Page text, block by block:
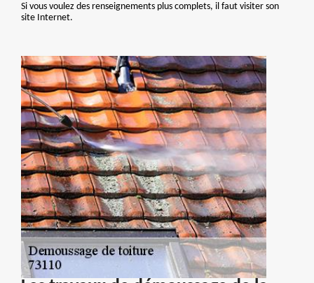
Si vous voulez des renseignements plus complets, il faut visiter son
site Internet.